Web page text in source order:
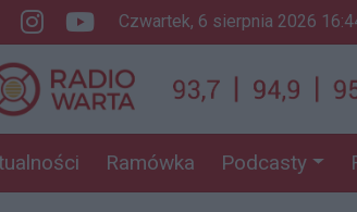
Instagram.com
Youtube.com
czwartek, 6 sierpnia 2026
Ramówka Podcasty